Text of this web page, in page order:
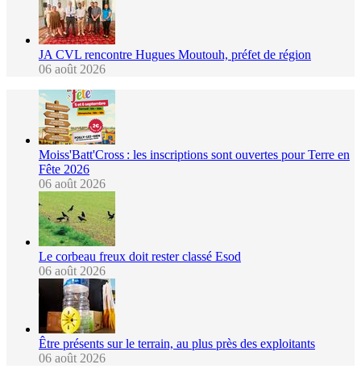
JA CVL rencontre Hugues Moutouh, préfet de région
06 août 2026
Moiss'Batt'Cross : les inscriptions sont ouvertes pour Terre en
Fête 2026
06 août 2026
Le corbeau freux doit rester classé Esod
06 août 2026
Être présents sur le terrain, au plus près des exploitants
06 août 2026